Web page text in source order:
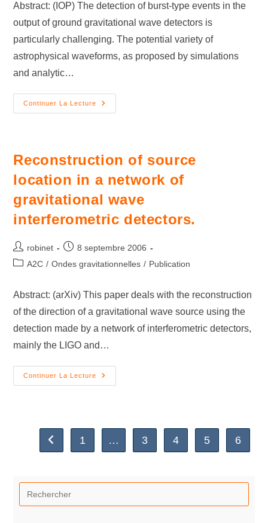
Abstract: (IOP) The detection of burst-type events in the
output of ground gravitational wave detectors is
particularly challenging. The potential variety of
astrophysical waveforms, as proposed by simulations
and analytic…
Continuer La Lecture
Reconstruction of source
location in a network of
gravitational wave
interferometric detectors.
robinet
8 septembre 2006
A2C / Ondes gravitationnelles / Publication
Abstract: (arXiv) This paper deals with the reconstruction
of the direction of a gravitational wave source using the
detection made by a network of interferometric detectors,
mainly the LIGO and…
Continuer La Lecture
1 … 3 4 5 6